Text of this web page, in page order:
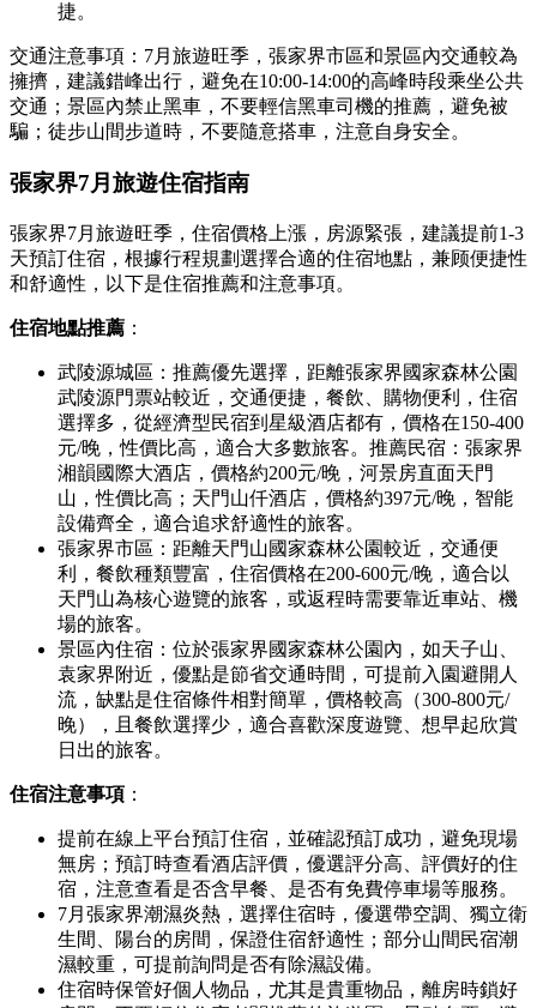
捷。
交通注意事項：7月旅遊旺季，張家界市區和景區內交通較為
擁擠，建議錯峰出行，避免在10:00-14:00的高峰時段乘坐公共
交通；景區內禁止黑車，不要輕信黑車司機的推薦，避免被
騙；徒步山間步道時，不要隨意搭車，注意自身安全。
張家界7月旅遊住宿指南
張家界7月旅遊旺季，住宿價格上漲，房源緊張，建議提前1-3
天預訂住宿，根據行程規劃選擇合適的住宿地點，兼顾便捷性
和舒適性，以下是住宿推薦和注意事項。
住宿地點推薦 ：
武陵源城區：推薦優先選擇，距離張家界國家森林公園
武陵源門票站較近，交通便捷，餐飲、購物便利，住宿
選擇多，從經濟型民宿到星級酒店都有，價格在150-400
元/晚，性價比高，適合大多數旅客。推薦民宿：張家界
湘韻國際大酒店，價格約200元/晚，河景房直面天門
山，性價比高；天門山仟酒店，價格約397元/晚，智能
設備齊全，適合追求舒適性的旅客。
張家界市區：距離天門山國家森林公園較近，交通便
利，餐飲種類豐富，住宿價格在200-600元/晚，適合以
天門山為核心遊覽的旅客，或返程時需要靠近車站、機
場的旅客。
景區內住宿：位於張家界國家森林公園內，如天子山、
袁家界附近，優點是節省交通時間，可提前入園避開人
流，缺點是住宿條件相對簡單，價格較高（300-800元/
晚），且餐飲選擇少，適合喜歡深度遊覽、想早起欣賞
日出的旅客。
住宿注意事項 ：
提前在線上平台預訂住宿，並確認預訂成功，避免現場
無房；預訂時查看酒店評價，優選評分高、評價好的住
宿，注意查看是否含早餐、是否有免費停車場等服務。
7月張家界潮濕炎熱，選擇住宿時，優選帶空調、獨立衛
生間、陽台的房間，保證住宿舒適性；部分山間民宿潮
濕較重，可提前詢問是否有除濕設備。
住宿時保管好個人物品，尤其是貴重物品，離房時鎖好